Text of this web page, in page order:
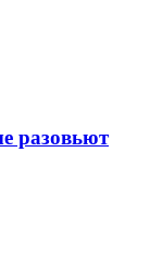
разовьют